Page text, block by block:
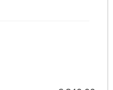
(11458918)